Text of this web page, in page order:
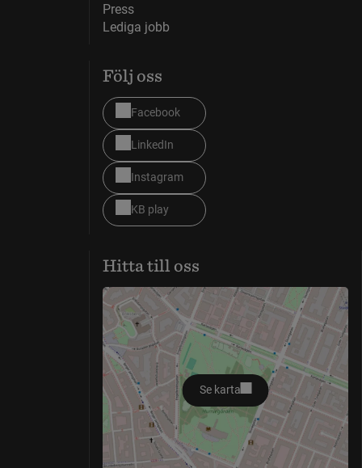
Press
Lediga jobb
Följ oss
Facebook
LinkedIn
Instagram
KB play
Hitta till oss
Se karta
öppnas i nytt fönster